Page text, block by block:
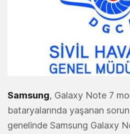
Samsung, Galaxy Note 7
bataryalarında yaşanan
genelinde Samsung Galaxy